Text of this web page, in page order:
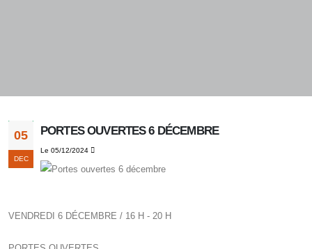
05
DEC
PORTES OUVERTES 6 DÉCEMBRE
Le 05/12/2024
VENDREDI 6 DÉCEMBRE / 16 H - 20 H